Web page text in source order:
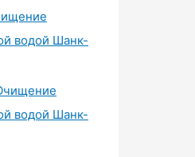
водой Шанк-
водой Шанк-